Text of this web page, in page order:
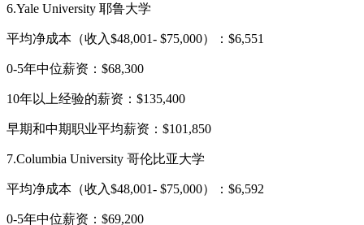
6.Yale University 耶鲁大学
平均净成本（收入$48,001- $75,000）：$6,551
0-5年中位薪资：$68,300
10年以上经验的薪资：$135,400
早期和中期职业平均薪资：$101,850
7.Columbia University 哥伦比亚大学
平均净成本（收入$48,001- $75,000）：$6,592
0-5年中位薪资：$69,200